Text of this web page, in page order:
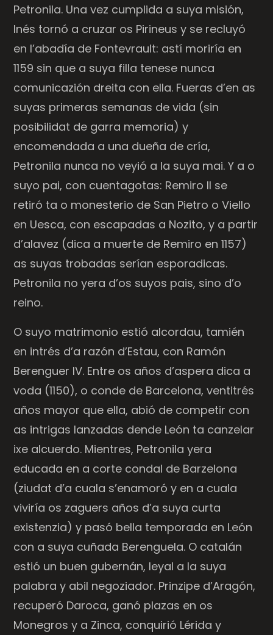
Petronila. Una vez cumplida a suya misión,
Inés tornó a cruzar os Pirineus y se recluyó
en l’abadía de Fontevrault: astí moriría en
1159 sin que a suya filla tenese nunca
comunicazión dreita con ella. Fueras d’en as
suyas primeras semanas de vida (sin
posibilidat de garra memoria) y
encomendada a una dueña de cría,
Petronila nunca no veyió a la suya mai. Y a o
suyo pai, con cuentagotas: Remiro II se
retiró ta o monesterio de San Pietro o Viello
en Uesca, con escapadas a Nozito, y a partir
d’alavez (dica a muerte de Remiro en 1157)
as suyas trobadas serían esporadicas.
Petronila no yera d’os suyos pais, sino d’o
reino.
O suyo matrimonio estió alcordau, tamién
en intrés d’a razón d’Estau, con Ramón
Berenguer IV. Entre os años d’aspera dica a
voda (1150), o conde de Barcelona, ventitrés
años mayor que ella, abió de competir con
as intrigas lanzadas dende León ta canzelar
ixe alcuerdo. Mientres, Petronila yera
educada en a corte condal de Barzelona
(ziudat d’a cuala s’enamoró y en a cuala
viviría os zaguers años d’a suya curta
existenzia) y pasó bella temporada en León
con a suya cuñada Berenguela. O catalán
estió un buen gubernán, leyal a la suya
palabra y abil negoziador. Prinzipe d’Aragón,
recuperó Daroca, ganó plazas en os
Monegros y a Zinca, conquirió Lérida y